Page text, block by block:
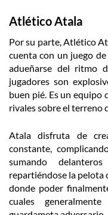
Atlético Atala
Por su parte, Atlético
cuenta con un juego
adueñarse del ritmo
jugadores son
buen pié. Es un equipo
rivales sobre el terreno
Atala disfruta de
constante,
sumando
repartiéndose la pelota
donde poder
cuales